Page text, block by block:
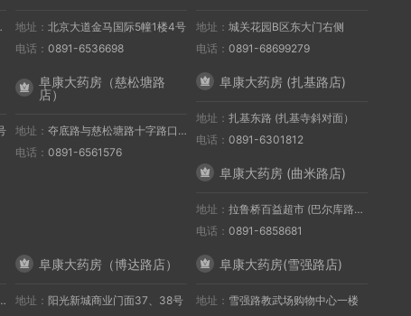
地址： 北京大道金马国际5幢1楼4号
电话： 0891-6536698
地址： 城关花园B区东大门右侧
电话： 0891-68699279
阜康大药房（慈松塘路
店）
地址： 夺底路与慈松塘路十字路口（拉萨阳光医院正对面）
电话： 0891-6561576
阜康大药房 (扎基路店)
地址： 扎基东路 (扎基寺斜对面）
电话： 0891-6301812
阜康大药房 (曲米路店)
地址： 拉鲁桥百益超市 (巴尔库路店) 斜对面
电话： 0891-6858681
阜康大药房（博达路店）
地址： 阳光新城商业门面37、38号
阜康大药房(雪强路店)
地址： 雪强路教武场购物中心一楼